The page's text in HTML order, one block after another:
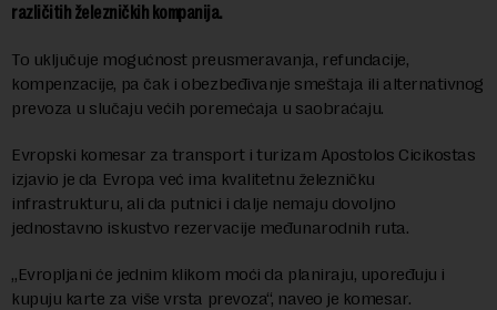
različitih železničkih kompanija.
To uključuje mogućnost preusmeravanja, refundacije,
kompenzacije, pa čak i obezbeđivanje smeštaja ili alternativnog
prevoza u slučaju većih poremećaja u saobraćaju.
Evropski komesar za transport i turizam Apostolos Cicikostas
izjavio je da Evropa već ima kvalitetnu železničku
infrastrukturu, ali da putnici i dalje nemaju dovoljno
jednostavno iskustvo rezervacije međunarodnih ruta.
„Evropljani će jednim klikom moći da planiraju, upoređuju i
kupuju karte za više vrsta prevoza“, naveo je komesar.